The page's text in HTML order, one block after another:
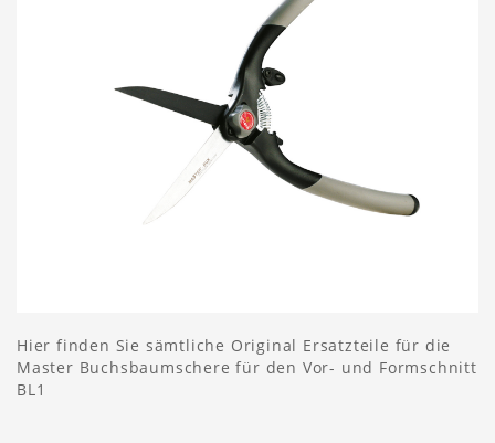
Hier finden Sie sämtliche Original Ersatzteile für die
Master Buchsbaumschere für den Vor- und Formschnitt
BL1